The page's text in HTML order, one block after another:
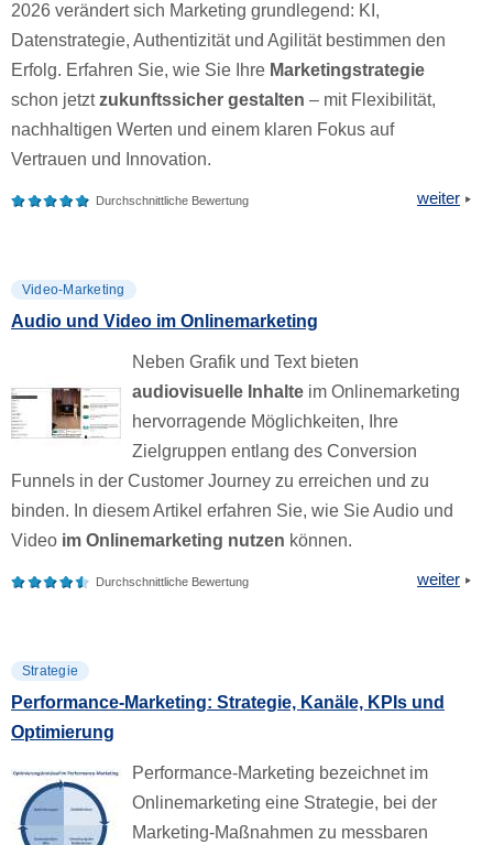
2026 verändert sich Marketing grundlegend: KI,
Datenstrategie, Authentizität und Agilität bestimmen den
Erfolg. Erfahren Sie, wie Sie Ihre Marketingstrategie
schon jetztzukunftssicher gestalten – mit Flexibilität,
nachhaltigen Werten und einem klaren Fokus auf
Vertrauen und Innovation.
Durchschnittliche Bewertung weiter
Video-Marketing
Audio und Video im Onlinemarketing
Neben Grafik und Text bieten
audiovisuelle Inhalte im Onlinemarketing
hervorragende Möglichkeiten, Ihre
Zielgruppen entlang des Conversion
Funnels in der Customer Journey zu erreichen und zu
binden. In diesem Artikel erfahren Sie, wie Sie Audio und
Video im Onlinemarketing nutzen können.
Durchschnittliche Bewertung weiter
Strategie
Performance-Marketing: Strategie, Kanäle, KPIs und
Optimierung
Performance-Marketing bezeichnet im
Onlinemarketing eine Strategie, bei der
Marketing-Maßnahmen zu messbaren